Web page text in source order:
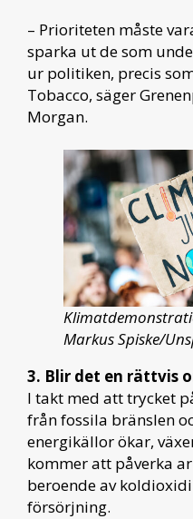
– Prioriteten måste
sparka ut de som
ur politiken, precis
Tobacco, säger
Morgan.
Markus Spiske/
3. Blir det en rättvis
I takt med att trycket
från fossila bränslen
energikällor ökar,
kommer att påverka
beroende av
försörjning.